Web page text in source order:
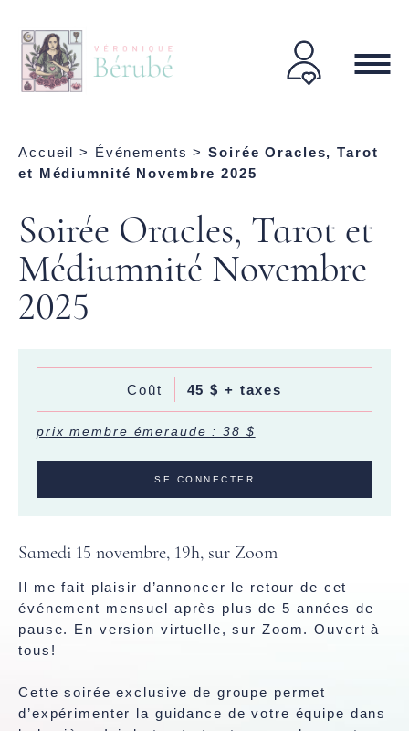
Accueil > Événements >Soirée Oracles, Tarot
et Médiumnité Novembre 2025
Soirée Oracles, Tarot et
Médiumnité Novembre
2025
Coût 45 $ + taxes
prix membre émeraude : 38 $
SE CONNECTER
Samedi 15 novembre, 19h, sur Zoom
Il me fait plaisir d’annoncer le retour de cet
événement mensuel après plus de 5 années de
pause. En version virtuelle, sur Zoom. Ouvert à
tous!
Cette soirée exclusive de groupe permet
d’expérimenter la guidance de votre équipe dans